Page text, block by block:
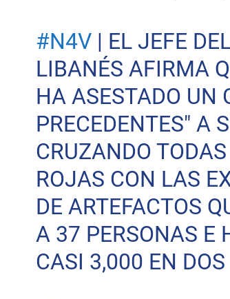
#N4V| EL JEFE
LIBANÉS AFIRMA
HA ASESTADO UN
PRECEDENTES" A
CRUZANDO
ROJAS CON LAS
DE ARTEFACTOS
A 37 PERSONAS E
CASI 3,000 EN